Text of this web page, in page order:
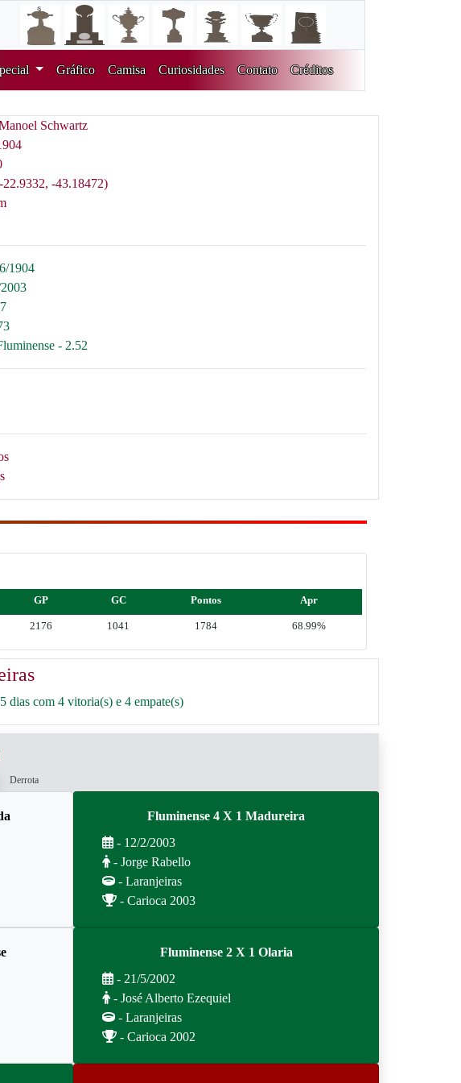
Gráfico Camisa Curiosidades Contato Créditos
Schwartz
-43.18472)
1904
- 2.52
GP GC Pontos Apr
2176 1041 1784 68.99%
dias com 4 vitoria(s) e 4 empate(s)
Derrota
Fluminense 4 X 1 Madureira
- 12/2/2003
- Jorge Rabello
- Laranjeiras
- Carioca 2003
Fluminense 2 X 1 Olaria
- 21/5/2002
- José Alberto Ezequiel
- Laranjeiras
- Carioca 2002